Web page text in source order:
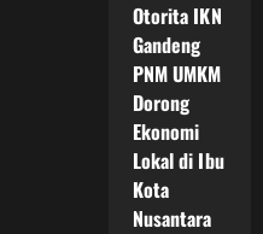
Otorita IKN
Gandeng
PNM UMKM
Dorong
Ekonomi
Lokal di Ibu
Kota
Nusantara